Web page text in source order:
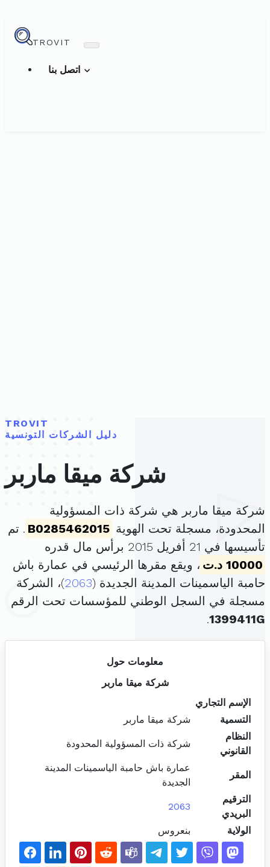
TROVIT
TROVIT
دليل الشركات التونسية
شركة ميقا ماربر
شركة ميقا ماربر هي شركة ذات المسؤولية
المحدودة، مسجلة تحت الهوية B0285462015 . تم
تأسيسها في 21 أفريل 2015 برأس مال قدره
10000 د.ت
، ويقع مقرها الرئيسي في عمارة باش
حامبة الياسمينات المدينة الجديدة (2063)، الشركة
مسجلة في السجل الوطني للمؤسسات تحت الرقم
1399411G
.
معلومات حول
شركة ميقا ماربر
الإسم التجاري
التسمية
شركة ميقا ماربر
النظام
القانوني
شركة ذات المسؤولية المحدودة
المقر
عمارة باش حامبة الياسمينات المدينة
الجديدة
الترقيم
البريدي
2063
الولاية بنعروس